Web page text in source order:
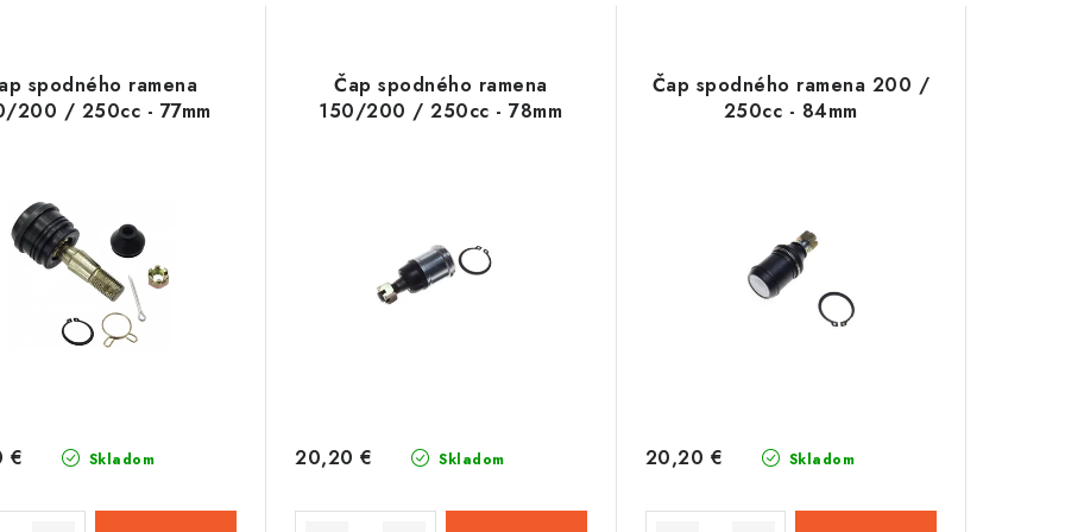
spodného ramena
200 / 250cc - 77mm
Skladom
€
Čap spodného ramena
150/200 / 250cc - 78mm
Skladom
20,20 €
Čap spodného ramena 200 /
250cc - 84mm
Skladom
20,20 €